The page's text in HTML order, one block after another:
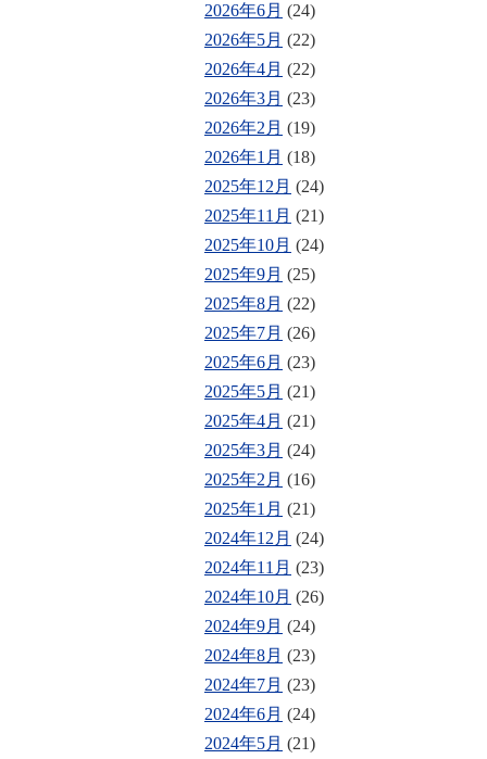
2026年6月 (24)
2026年5月 (22)
2026年4月 (22)
2026年3月 (23)
2026年2月 (19)
2026年1月 (18)
2025年12月 (24)
2025年11月 (21)
2025年10月 (24)
2025年9月 (25)
2025年8月 (22)
2025年7月 (26)
2025年6月 (23)
2025年5月 (21)
2025年4月 (21)
2025年3月 (24)
2025年2月 (16)
2025年1月 (21)
2024年12月 (24)
2024年11月 (23)
2024年10月 (26)
2024年9月 (24)
2024年8月 (23)
2024年7月 (23)
2024年6月 (24)
2024年5月 (21)